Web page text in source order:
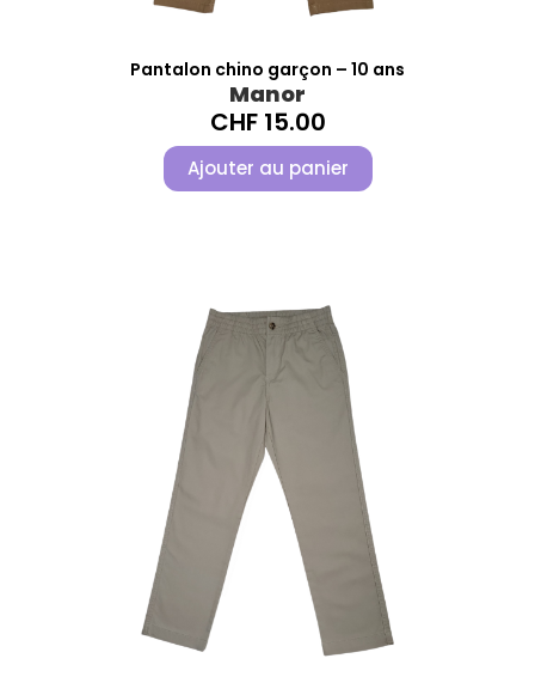
Pantalon chino garçon – 10 ans
Manor
CHF15.00
Ajouter au panier